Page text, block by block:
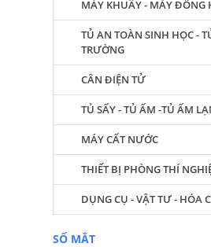
MÁY KHUẤY - MÁY ĐỒNG
TỦ AN TOÀN SINH HỌC -
TRƯỜNG
CÂN ĐIỆN TỬ
TỦ SẤY - TỦ ẤM -TỦ ẤM
MÁY CẤT NƯỚC
THIẾT BỊ PHÒNG THÍ
DỤNG CỤ - VẬT TƯ - HÓA
SỐ MẮT